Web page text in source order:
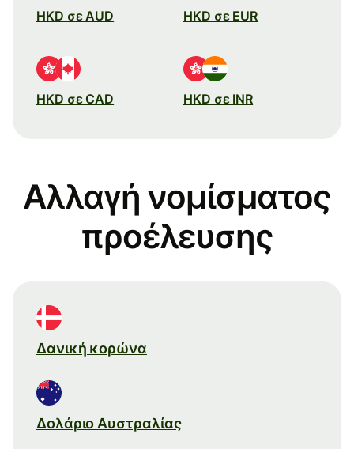
HKD σε AUD HKD σε EUR
HKD σε CAD HKD σε INR
Αλλαγή νομίσματος
προέλευσης
Δανική κορώνα
Δολάριο Αυστραλίας